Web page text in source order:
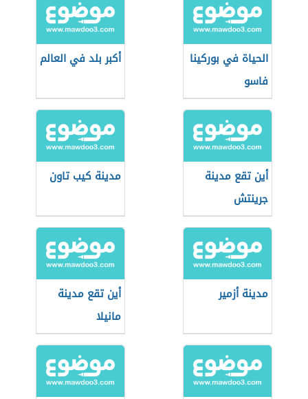
الحياة في بوركينا
فاسو
أكبر بلد في العالم
أين تقع مدينة
جرينتش
مدينة كيب تاون
مدينة أزمير
أين تقع مدينة
مانيلا